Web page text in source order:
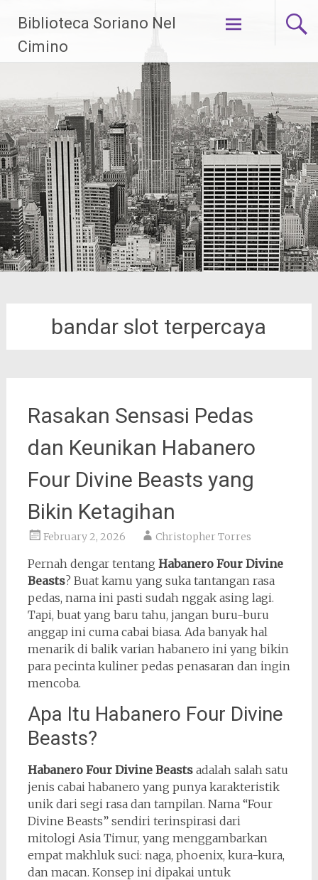
content
Biblioteca Soriano Nel
Cimino
bandar slot terpercaya
Rasakan Sensasi Pedas
dan Keunikan Habanero
Four Divine Beasts yang
Bikin Ketagihan
February 2, 2026 Christopher Torres
Pernah dengar tentang Habanero Four Divine
Beasts? Buat kamu yang suka tantangan rasa
pedas, nama ini pasti sudah nggak asing lagi.
Tapi, buat yang baru tahu, jangan buru-buru
anggap ini cuma cabai biasa. Ada banyak hal
menarik di balik varian habanero ini yang bikin
para pecinta kuliner pedas penasaran dan ingin
mencoba.
Apa Itu Habanero Four Divine
Beasts?
Habanero Four Divine Beastsadalah salah satu
jenis cabai habanero yang punya karakteristik
unik dari segi rasa dan tampilan. Nama “Four
Divine Beasts” sendiri terinspirasi dari
mitologi Asia Timur, yang menggambarkan
empat makhluk suci: naga, phoenix, kura-kura,
dan macan. Konsep ini dipakai untuk